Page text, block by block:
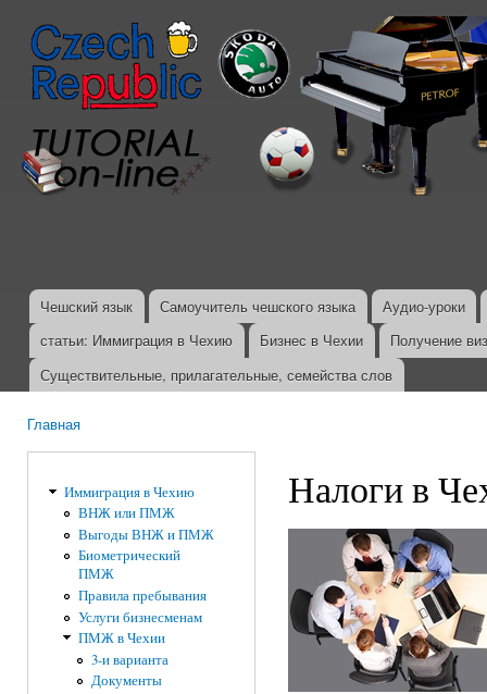
Главное меню
Чешский язык Самоучитель чешского языка
Аудио-уроки
статьи: Иммиграция в Чехию
Бизнес в Чехии
Получение
Существительные, прилагательные, семейства слов
Главная
Иммиграция в Чехию
ВНЖ или ПМЖ
Выгоды ВНЖ и ПМЖ
Биометрический
ПМЖ
Правила пребывания
Услуги бизнесменам
ПМЖ в Чехии
3-и варианта
Документы
Налоги в